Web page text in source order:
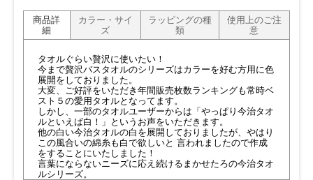
商品詳
細
カラー・サイ
ズ
ラッピングの種
類
使用上のご注
意
タオルぐらい贅沢に使いたい！
今まで贅沢バスタオルのシリーズはカラーを好む方用に色
展開をしておりました。
大変、ご好評をいただき年間販売枚数ランキングも常時ベ
スト５の愛用タオルとなってます。
しかし、一部のタオルユーザーからは「やっぱり今治タオ
ルといえば白！」というお声をいただきます。
他の白い今治タオルの白を展開しておりましたが、やはり
この風合いの綿糸も白で欲しいと 言われましたので作成
をすることにいたしました！
言葉にならないニーズに応え続けるまかせたろの今治タオ
ルシリーズ。